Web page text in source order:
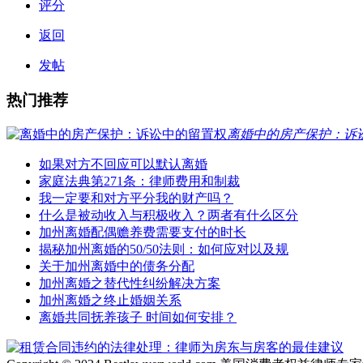
评分
返回
发帖
热门推荐
离婚中的房产保护：诉
如果对方不回应可以默认离婚
家庭法典第271条：律师费用和制裁
我一定要和对方平分我的财产吗？
什么是被动收入与积极收入？两者有什么区分
加州离婚配偶赡养费需要支付的时长
揭秘加州离婚的50/50法则：如何应对以及规
关于加州离婚中的债务分配
加州离婚之替代性纠纷解决方案
加州离婚之终止婚姻关系
离婚共同抚养孩子 时间如何安排？